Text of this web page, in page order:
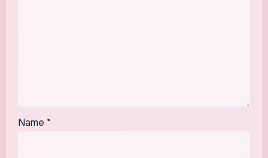
Name *